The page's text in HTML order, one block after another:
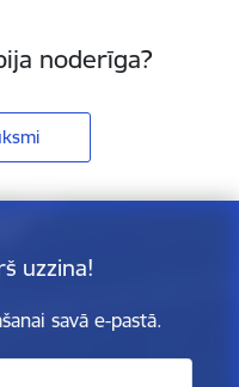
noderīga?
uzzina!
savā e-pastā.